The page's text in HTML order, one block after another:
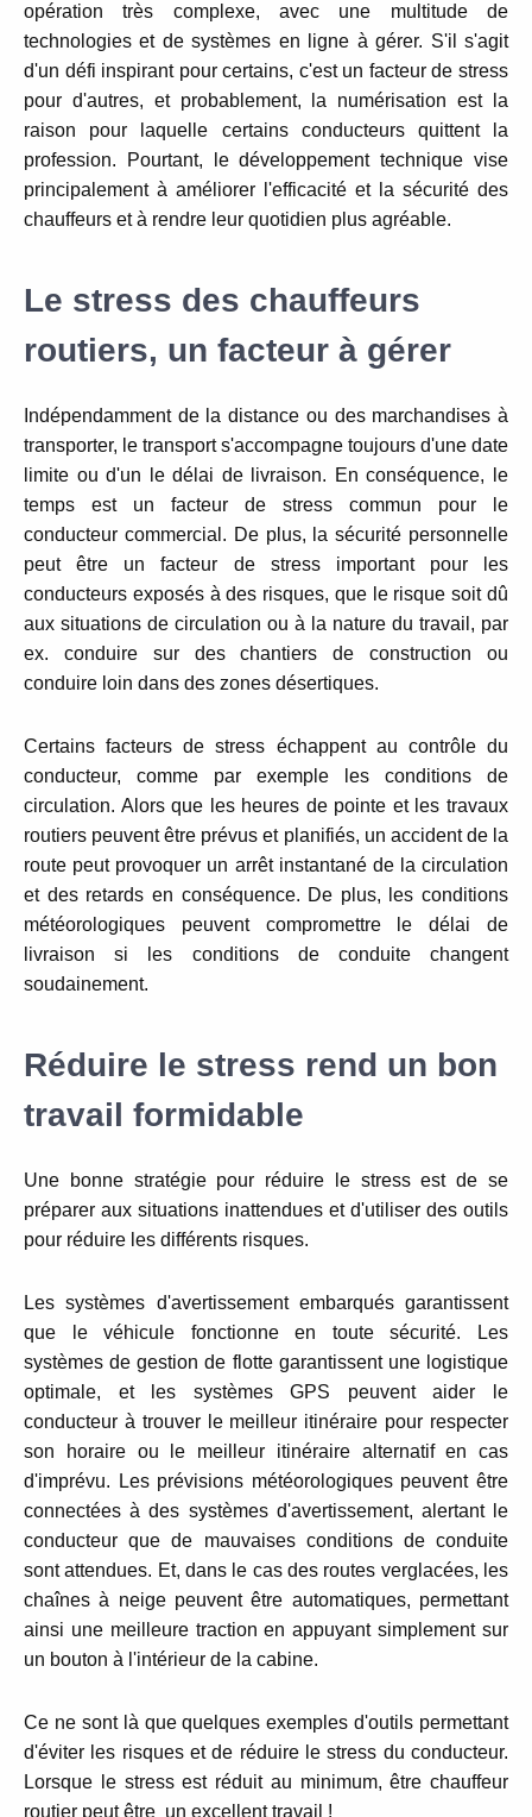
opération très complexe, avec une multitude de
technologies et de systèmes en ligne à gérer. S'il s'agit
d'un défi inspirant pour certains, c'est un facteur de stress
pour d'autres, et probablement, la numérisation est la
raison pour laquelle certains conducteurs quittent la
profession.
Pourtant, le développement technique vise
principalement à améliorer l'efficacité et la sécurité des
chauffeurs et à rendre leur quotidien plus agréable.
Le stress des chauffeurs
routiers, un facteur à gérer
Indépendamment de la distance ou des marchandises à
transporter, le transport s'accompagne toujours d'une date
limite ou d'un le délai de livraison. En conséquence, le
temps est un facteur de stress commun pour le
conducteur commercial. De plus, la sécurité personnelle
peut être un facteur de stress important pour les
conducteurs exposés à des risques, que le risque soit dû
aux situations de circulation ou à la nature du travail, par
ex.
conduire sur des chantiers de construction ou
conduire loin dans des zones désertiques.
Certains facteurs de stress échappent au contrôle du
conducteur, comme par exemple les conditions de
circulation. Alors que les heures de pointe et les travaux
routiers peuvent être prévus et planifiés, un accident de la
route peut provoquer un arrêt instantané de la circulation
et des retards en conséquence. De plus, les conditions
météorologiques peuvent compromettre le délai de
livraison si les conditions de conduite changent
soudainement.
Réduire le stress rend un bon
travail formidable
Une bonne stratégie pour réduire le stress est de se
préparer aux situations inattendues et d'utiliser des outils
pour réduire les différents risques.
Les systèmes d'avertissement embarqués garantissent
que le véhicule fonctionne en toute sécurité.
Les
systèmes de gestion de flotte garantissent une logistique
optimale, et les systèmes GPS peuvent aider le
conducteur à trouver le meilleur itinéraire pour respecter
son horaire ou le meilleur itinéraire alternatif en cas
d'imprévu.
Les prévisions météorologiques peuvent être
connectées à des systèmes d'avertissement, alertant le
conducteur que de mauvaises conditions de conduite
sont attendues. Et, dans le cas des routes verglacées, les
chaînes à neige peuvent être automatiques, permettant
ainsi une meilleure traction en appuyant simplement sur
un bouton à l'intérieur de la cabine.
Ce ne sont là que quelques exemples d'outils permettant
d'éviter les risques et de réduire le stress du conducteur.
Lorsque le stress est réduit au minimum, être chauffeur
routier peut être un excellent travail !